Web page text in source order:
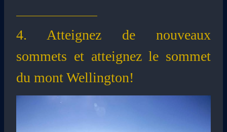
4. Atteignez de nouveaux
sommets et atteignez le sommet
du mont Wellington!